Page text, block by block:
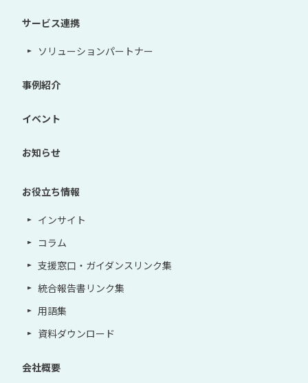
サービス連携
ソリューションパートナー
事例紹介
イベント
お知らせ
お役立ち情報
インサイト
コラム
支援窓口・ガイダンスリンク集
統合報告書リンク集
用語集
資料ダウンロード
会社概要